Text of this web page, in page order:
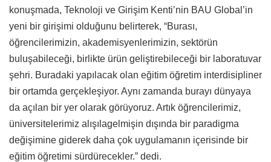
konuşmada, Teknoloji ve Girişim Kenti’nin BAU Global’in
yeni bir girişimi olduğunu belirterek, “Burası,
öğrencilerimizin, akademisyenlerimizin, sektörün
buluşabileceği, birlikte ürün geliştirebileceği bir laboratuvar
şehri. Buradaki yapılacak olan eğitim öğretim interdisipliner
bir ortamda gerçekleşiyor. Aynı zamanda burayı dünyaya
da açılan bir yer olarak görüyoruz. Artık öğrencilerimiz,
üniversitelerimiz alışılagelmişin dışında bir paradigma
değişimine giderek daha çok uygulamanın içerisinde bir
eğitim öğretimi sürdürecekler.” dedi.